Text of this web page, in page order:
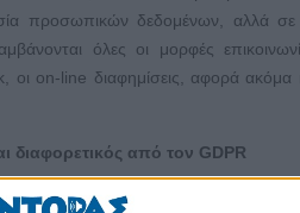
προσωπικών δεδομένων, αλλά σε
όλες οι μορφές
οι on-line διαφημίσεις, αφορά ακόμα
διαφορετικός από τον GDPR
που προωθεί η Ε.Ε. στο